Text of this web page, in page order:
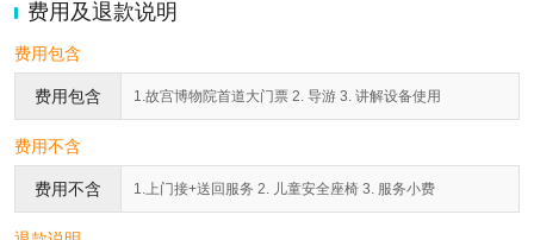
费用及退款说明
费用包含
费用包含 1.故宫博物院首道大门票 2. 导游 3. 讲解设备使用
费用不含
费用不含 1.上门接+送回服务 2. 儿童安全座椅 3. 服务小费